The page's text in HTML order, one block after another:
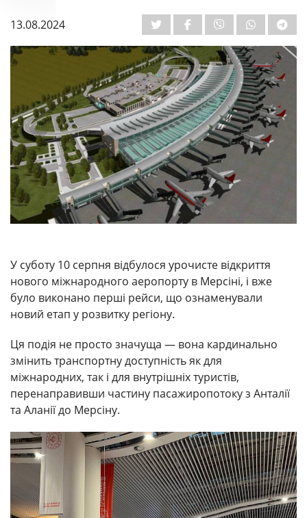
13.08.2024
У суботу 10 серпня відбулося урочисте відкриття
нового міжнародного аеропорту в Мерсіні, і вже
було виконано перші рейси, що ознаменували
новий етап у розвитку регіону.
Ця подія не просто значуща — вона кардинально
змінить транспортну доступність як для
міжнародних, так і для внутрішніх туристів,
перенаправивши частину пасажиропотоку з Анталії
та Аланії до Мерсіну.